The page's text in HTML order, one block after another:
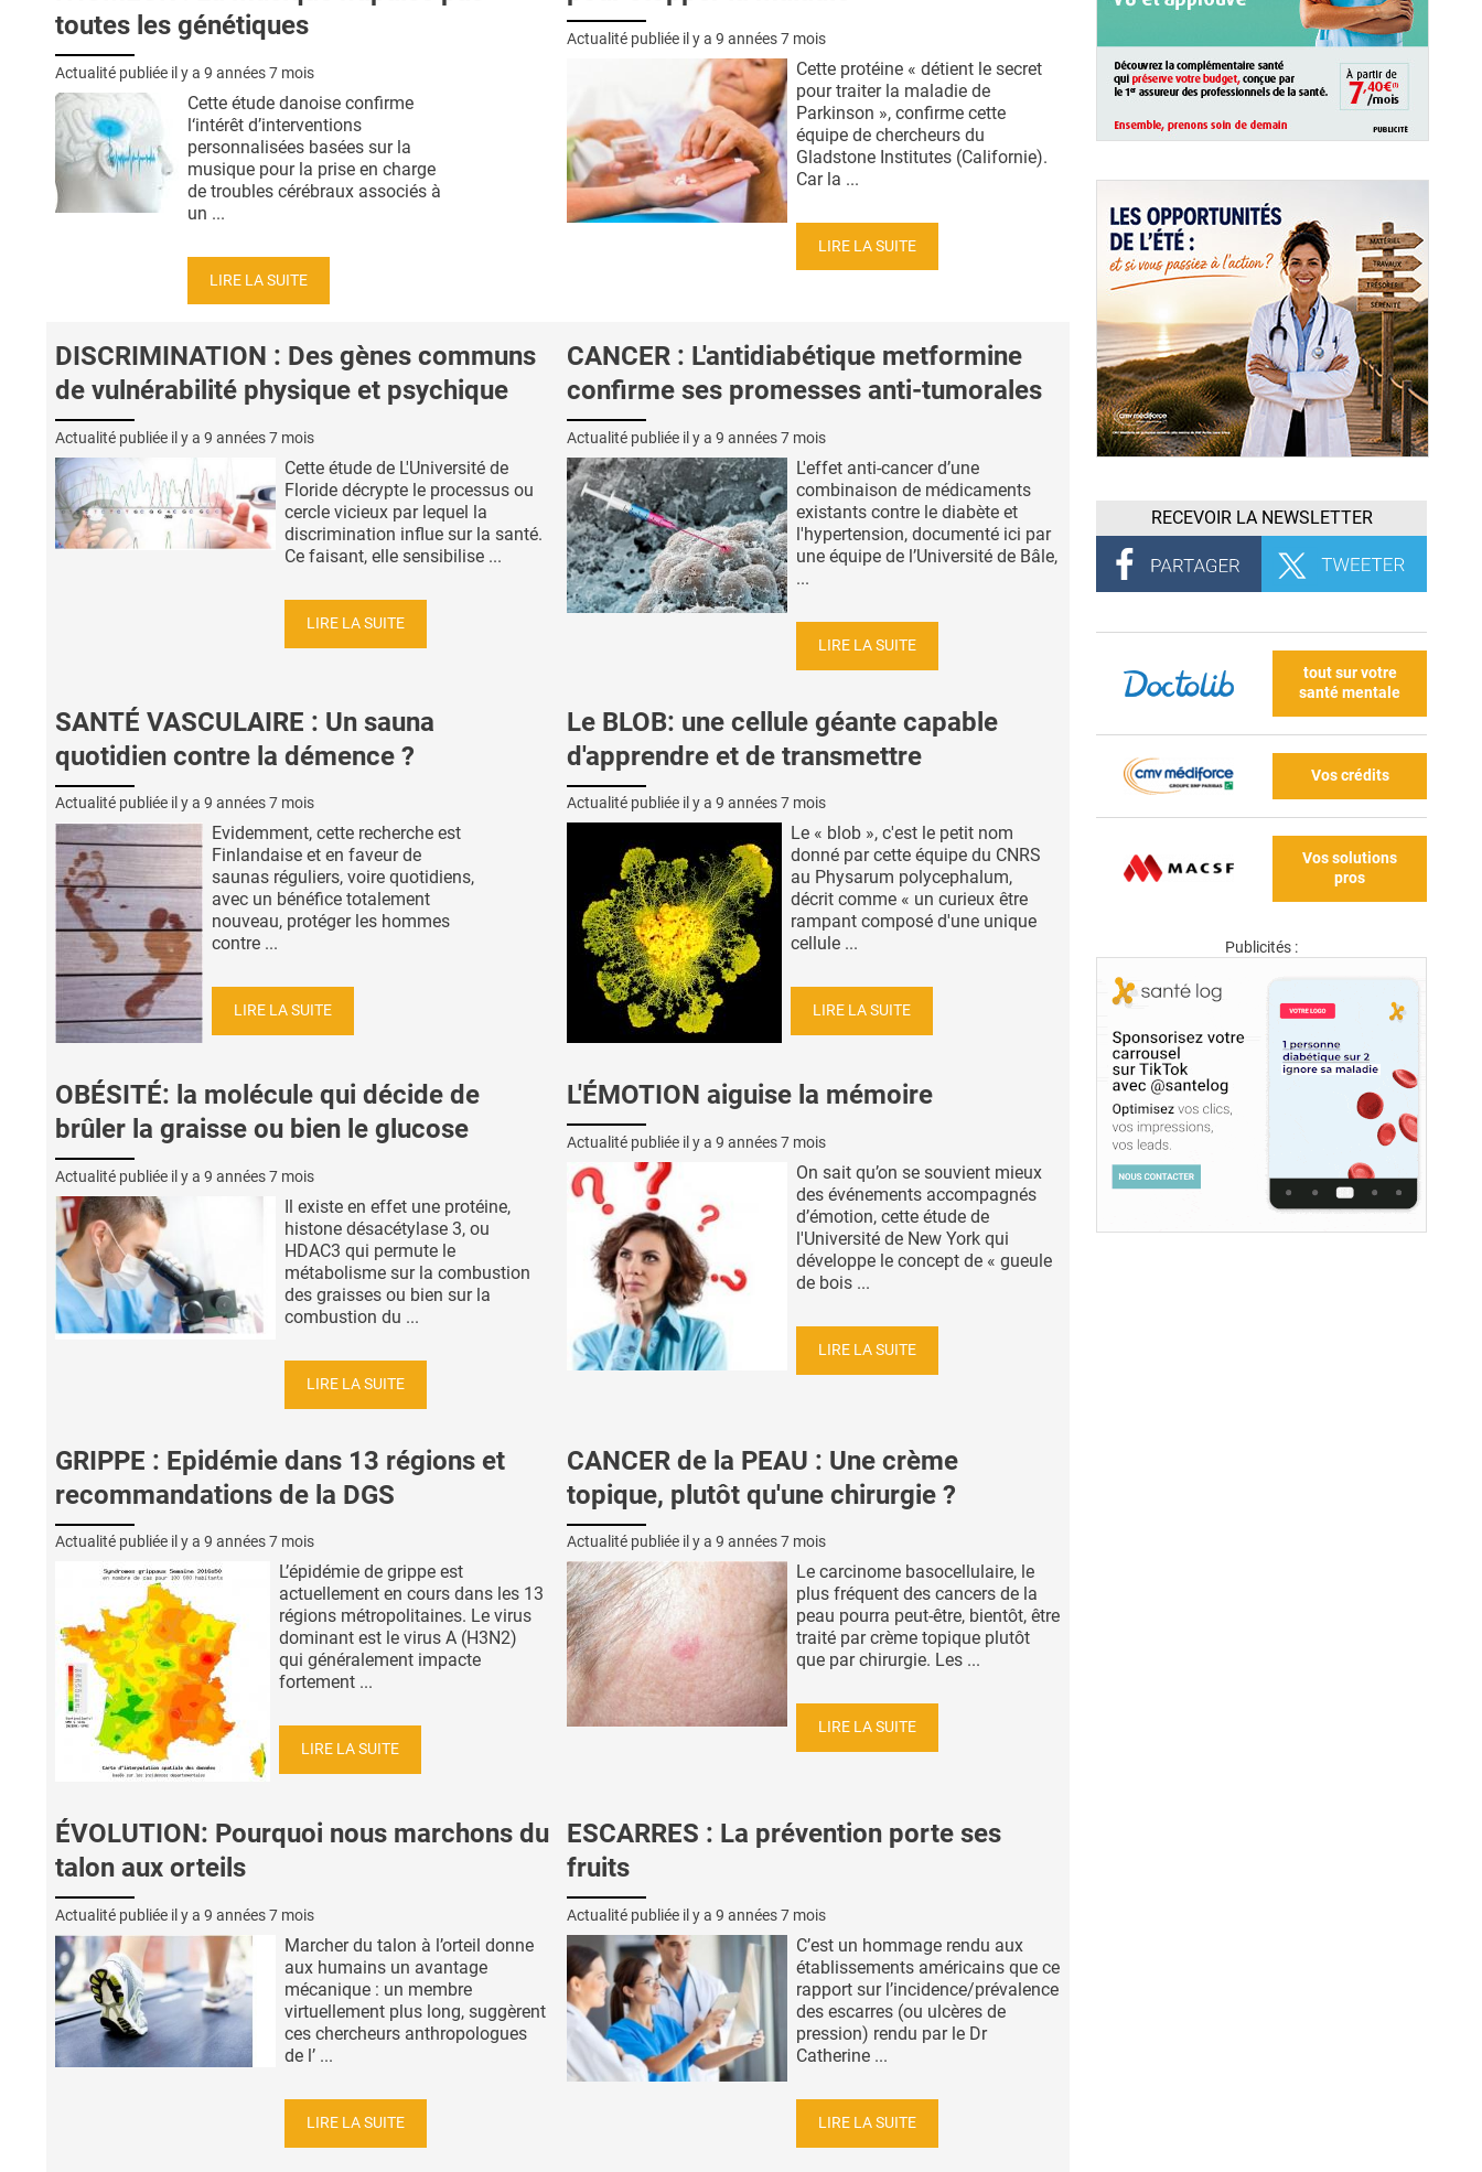
toutes les génétiques
Actualité publiée il y a 9 années 7 mois
Cette étude danoise confirme
l‘intérêt d’interventions
personnalisées basées sur la
musique pour la prise en charge
de troubles cérébraux associés à
un ...
LIRE LA SUITE
Actualité publiée il y a 9 années 7 mois
Cette protéine « détient le secret
pour traiter la maladie de
Parkinson », confirme cette
équipe de chercheurs du
Gladstone Institutes (Californie).
Car la ...
LIRE LA SUITE
DISCRIMINATION : Des gènes communs
de vulnérabilité physique et psychique
Actualité publiée il y a 9 années 7 mois
Cette étude de L'Université de
Floride décrypte le processus ou
cercle vicieux par lequel la
discrimination influe sur la santé.
Ce faisant, elle sensibilise ...
LIRE LA SUITE
CANCER : L'antidiabétique metformine
confirme ses promesses anti-tumorales
Actualité publiée il y a 9 années 7 mois
L'effet anti-cancer d’une
combinaison de médicaments
existants contre le diabète et
l'hypertension, documenté ici par
une équipe de l’Université de Bâle,
...
LIRE LA SUITE
SANTÉ VASCULAIRE : Un sauna
quotidien contre la démence ?
Actualité publiée il y a 9 années 7 mois
Evidemment, cette recherche est
Finlandaise et en faveur de
saunas réguliers, voire quotidiens,
avec un bénéfice totalement
nouveau, protéger les hommes
contre ...
LIRE LA SUITE
Le BLOB: une cellule géante capable
d'apprendre et de transmettre
Actualité publiée il y a 9 années 7 mois
Le « blob », c'est le petit nom
donné par cette équipe du CNRS
au Physarum polycephalum,
décrit comme « un curieux être
rampant composé d'une unique
cellule ...
LIRE LA SUITE
OBÉSITÉ: la molécule qui décide de
brûler la graisse ou bien le glucose
Actualité publiée il y a 9 années 7 mois
Il existe en effet une protéine,
histone désacétylase 3, ou
HDAC3 qui permute le
métabolisme sur la combustion
des graisses ou bien sur la
combustion du ...
LIRE LA SUITE
L'ÉMOTION aiguise la mémoire
Actualité publiée il y a 9 années 7 mois
On sait qu’on se souvient mieux
des événements accompagnés
d’émotion, cette étude de
l'Université de New York qui
développe le concept de « gueule
de bois ...
LIRE LA SUITE
GRIPPE : Epidémie dans 13 régions et
recommandations de la DGS
Actualité publiée il y a 9 années 7 mois
L’épidémie de grippe est
actuellement en cours dans les 13
régions métropolitaines. Le virus
dominant est le virus A (H3N2)
qui généralement impacte
fortement ...
LIRE LA SUITE
CANCER de la PEAU : Une crème
topique, plutôt qu'une chirurgie ?
Actualité publiée il y a 9 années 7 mois
Le carcinome basocellulaire, le
plus fréquent des cancers de la
peau pourra peut-être, bientôt, être
traité par crème topique plutôt
que par chirurgie. Les ...
LIRE LA SUITE
ÉVOLUTION: Pourquoi nous marchons du
talon aux orteils
Actualité publiée il y a 9 années 7 mois
Marcher du talon à l’orteil donne
aux humains un avantage
mécanique : un membre
virtuellement plus long, suggèrent
ces chercheurs anthropologues
de l’ ...
LIRE LA SUITE
ESCARRES : La prévention porte ses
fruits
Actualité publiée il y a 9 années 7 mois
C’est un hommage rendu aux
établissements américains que ce
rapport sur l’incidence/prévalence
des escarres (ou ulcères de
pression) rendu par le Dr
Catherine ...
LIRE LA SUITE
RECEVOIR LA NEWSLETTER
tout sur votre
santé mentale
Vos crédits
Vos solutions
pros
Publicités :